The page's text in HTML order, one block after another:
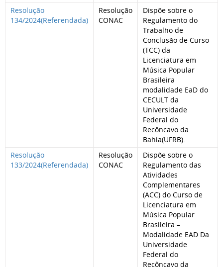
Resolução
134/2024(Referendada)
Resolução
CONAC
Dispõe sobre o
Regulamento do
Trabalho de
Conclusão de Curso
(TCC) da
Licenciatura em
Música Popular
Brasileira
modalidade EaD do
CECULT da
Universidade
Federal do
Recôncavo da
Bahia(UFRB).
Resolução
133/2024(Referendada)
Resolução
CONAC
Dispõe sobre o
Regulamento das
Atividades
Complementares
(ACC) do Curso de
Licenciatura em
Música Popular
Brasileira –
Modalidade EAD Da
Universidade
Federal do
Recôncavo da